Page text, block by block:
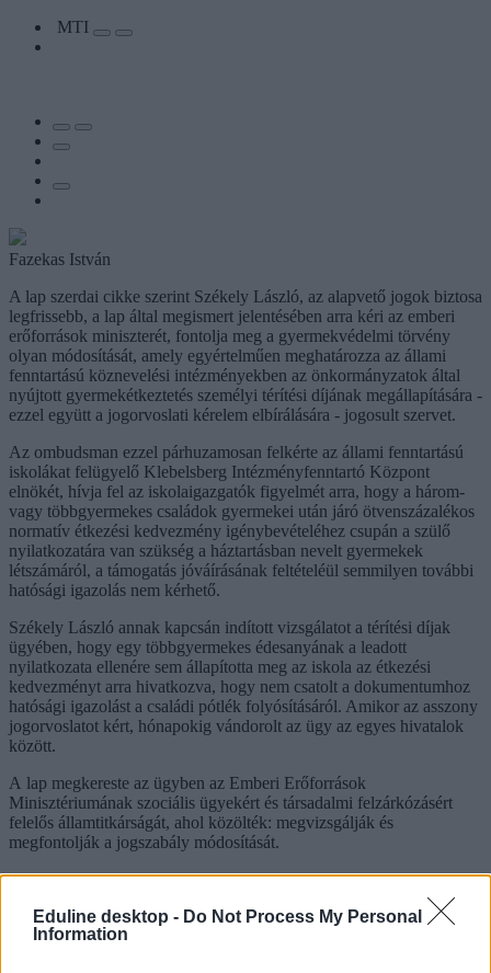
Eduline desktop - Do Not Process My Personal
Information
MTI
Fazekas István
A lap szerdai cikke szerint Székely László, az alapvető jogok biztosa
legfrissebb, a lap által megismert jelentésében arra kéri az emberi
erőforrások miniszterét, fontolja meg a gyermekvédelmi törvény
olyan módosítását, amely egyértelműen meghatározza az állami
fenntartású köznevelési intézményekben az önkormányzatok által
nyújtott gyermekétkeztetés személyi térítési díjának megállapítására -
ezzel együtt a jogorvoslati kérelem elbírálására - jogosult szervet.
Az ombudsman ezzel párhuzamosan felkérte az állami fenntartású
iskolákat felügyelő Klebelsberg Intézményfenntartó Központ
elnökét, hívja fel az iskolaigazgatók figyelmét arra, hogy a három-
vagy többgyermekes családok gyermekei után járó ötvenszázalékos
normatív étkezési kedvezmény igénybevételéhez csupán a szülő
nyilatkozatára van szükség a háztartásban nevelt gyermekek
létszámáról, a támogatás jóváírásának feltételéül semmilyen további
hatósági igazolás nem kérhető.
Székely László annak kapcsán indított vizsgálatot a térítési díjak
ügyében, hogy egy többgyermekes édesanyának a leadott
nyilatkozata ellenére sem állapította meg az iskola az étkezési
kedvezményt arra hivatkozva, hogy nem csatolt a dokumentumhoz
hatósági igazolást a családi pótlék folyósításáról. Amikor az asszony
jogorvoslatot kért, hónapokig vándorolt az ügy az egyes hivatalok
között.
A lap megkereste az ügyben az Emberi Erőforrások
Minisztériumának szociális ügyekért és társadalmi felzárkózásért
felelős államtitkárságát, ahol közölték: megvizsgálják és
megfontolják a jogszabály módosítását.
iskolai menza
menza ára
menza kedvezmény